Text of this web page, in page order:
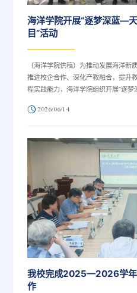
海洋学院开展“逐梦深蓝—
目”活动
（海洋学院供稿）为推动发展海洋新
推进校企合作、深化产教融合，提升
程实践能力，海洋学院组织开展“逐
技有限公司、深之蓝海洋科技有限公
2026/06/14
我校完成2025—2026学年
作